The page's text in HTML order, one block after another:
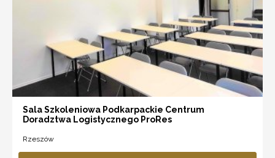
Sala Szkoleniowa Podkarpackie Centrum
Doradztwa Logistycznego ProRes
Rzeszów